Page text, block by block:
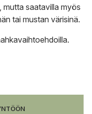
saatavilla myös
tai mustan värisinä.